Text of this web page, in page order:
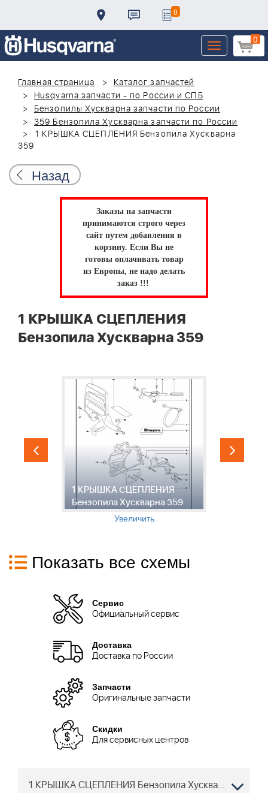
0
0
Toggle
navigation
Главная страница
Каталог запчастей
Husqvarna запчасти - по России и СПБ
Бензопилы Хускварна запчасти по России
359 Бензопила Хускварна запчасти по России
1 КРЫШКА СЦЕПЛЕНИЯ Бензопила Хускварна
359
Назад
Заказы на запчасти
принимаются строго через
сайт путем добавления в
корзину. Если Вы не
готовы оплачивать товар
из Европы, не надо делать
заказ !!!
1 КРЫШКА СЦЕПЛЕНИЯ
Бензопила Хускварна 359
1 КРЫШКА СЦЕПЛЕНИЯ
Бензопила Хускварна 359
Увеличить
Показать все схемы
Сервис
Официальный сервис
Доставка
Доставка по России
Запчасти
Оригинальные запчасти
Скидки
Для сервисных центров
1 КРЫШКА СЦЕПЛЕНИЯ Бензопила Хускварна 359